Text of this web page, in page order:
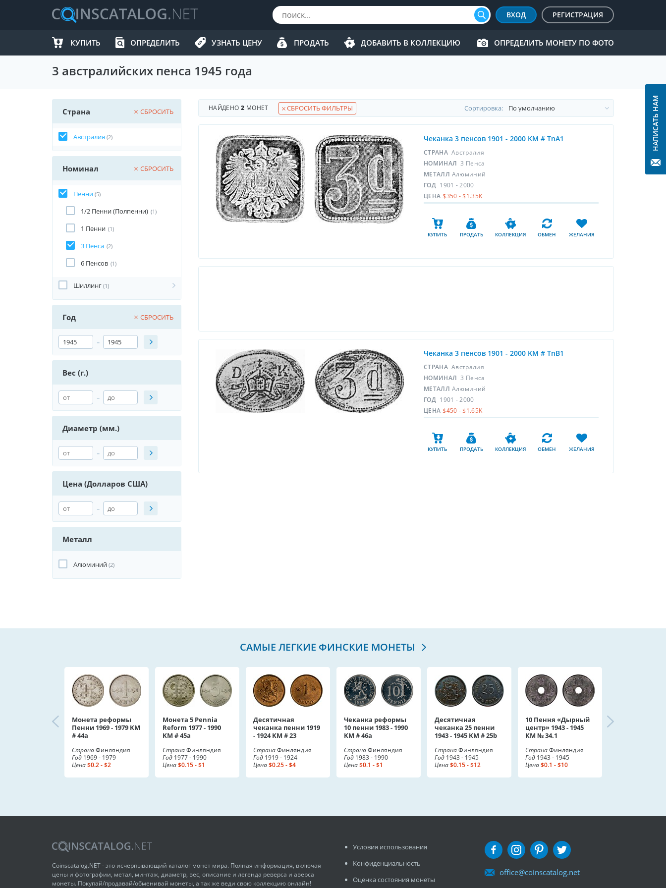
ВХОД РЕГИСТРАЦИЯ
КУПИТЬ ОПРЕДЕЛИТЬ УЗНАТЬ ЦЕНУ ПРОДАТЬ ДОБАВИТЬ В КОЛЛЕКЦИЮ ОПРЕДЕЛИТЬ МОНЕТУ ПО ФОТО
3 австралийских пенса 1945 года
Страна СБРОСИТЬ
Австралия (2)
Номинал СБРОСИТЬ
Пенни (5)
1/2 Пенни (Полпенни) (1)
1 Пенни (1)
3 Пенса (2)
6 Пенсов (1)
Шиллинг (1)
Год СБРОСИТЬ
-
Вес (г.)
-
Диаметр (мм.)
-
Цена (Долларов США)
-
Металл
Алюминий (2)
НАЙДЕНО2 МОНЕТ СБРОСИТЬ ФИЛЬТРЫ Cортировка:
Чеканка 3 пенсов 1901 - 2000 KM # TnA1
СТРАНА Австралия
НОМИНАЛ 3 Пенса
МЕТАЛЛ Алюминий
ГОД 1901 - 2000
ЦЕНА $350 - $1.35K
КУПИТЬ ПРОДАТЬ КОЛЛЕКЦИЯ ОБМЕН ЖЕЛАНИЯ
Чеканка 3 пенсов 1901 - 2000 KM # TnB1
СТРАНА Австралия
НОМИНАЛ 3 Пенса
МЕТАЛЛ Алюминий
ГОД 1901 - 2000
ЦЕНА $450 - $1.65K
КУПИТЬ ПРОДАТЬ КОЛЛЕКЦИЯ ОБМЕН ЖЕЛАНИЯ
САМЫЕ ЛЕГКИЕ ФИНСКИЕ МОНЕТЫ
Монета реформы
Пенни 1969 - 1979 KM
# 44a
СтранаФинляндия
Год 1969 - 1979
Цена$0.2 - $2
Монета 5 Pennia
Reform 1977 - 1990
KM # 45a
СтранаФинляндия
Год 1977 - 1990
Цена$0.15 - $1
Десятичная
чеканка пенни 1919
- 1924 KM # 23
СтранаФинляндия
Год 1919 - 1924
Цена$0.25 - $4
Чеканка реформы
10 пенни 1983 - 1990
KM # 46a
СтранаФинляндия
Год 1983 - 1990
Цена$0.1 - $1
Десятичная
чеканка 25 пенни
1943 - 1945 KM # 25b
СтранаФинляндия
Год 1943 - 1945
Цена$0.15 - $12
10 Пення «Дырный
центр» 1943 - 1945
КМ № 34.1
СтранаФинляндия
Год 1943 - 1945
Цена$0.1 - $10
Coinscatalog.NET - это исчерпывающий каталог монет мира. Полная информация, включая
цены и фотографии, метал, минтаж, диаметр, вес, описание и легенда реверса и аверса
монеты. Покупай/продавай/обменивай монеты, а так же веди свою коллекцию онлайн!
Условия использования
Конфиденциальность
Оценка состояния монеты
office@coinscatalog.net
НАПИСАТЬ НАМ